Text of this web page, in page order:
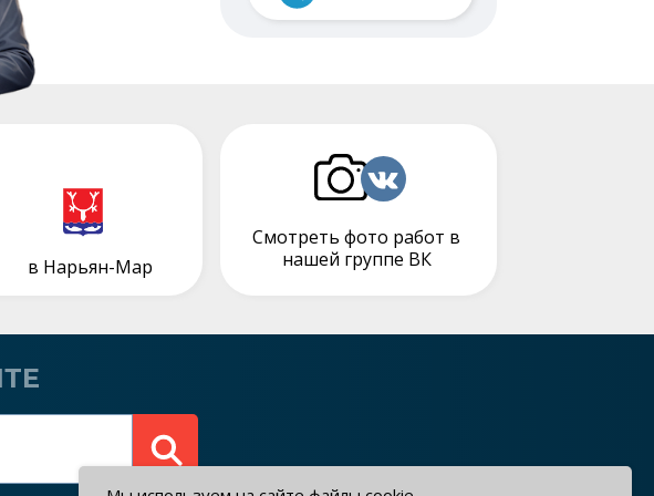
Смотреть фото работ в
нашей группе ВК
в Нарьян-Мар